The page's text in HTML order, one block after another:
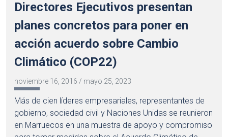
Directores Ejecutivos presentan
planes concretos para poner en
acción acuerdo sobre Cambio
Climático (COP22)
noviembre 16, 2016 / mayo 25, 2023
Más de cien líderes empresariales, representantes de
gobierno, sociedad civil y Naciones Unidas se reunieron
en Marruecos en una muestra de apoyo y compromiso